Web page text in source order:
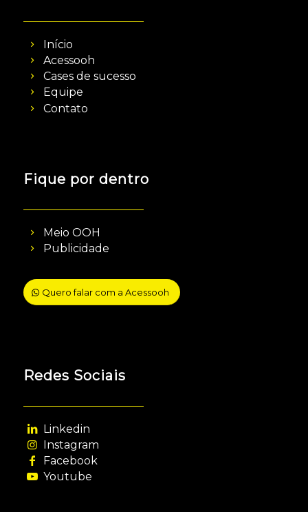
Início
Acessooh
Cases de sucesso
Equipe
Contato
Fique por dentro
Meio OOH
Publicidade
Quero falar com a Acessooh
Redes Sociais
Linkedin
Instagram
Facebook
Youtube